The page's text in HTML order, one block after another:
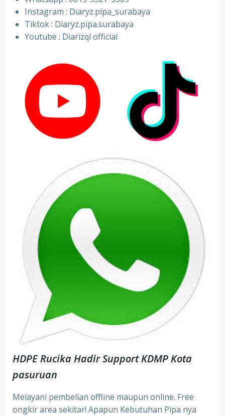
⁠Instagram : Diaryz.pipa_surabaya
⁠Tiktok : Diaryz.pipa.surabaya
⁠Youtube : Diarizqi official
HDPE Rucika Hadir Support KDMP Kota
pasuruan
Melayani pembelian offline maupun online. Free
ongkir area sekitar! Apapun Kebutuhan Pipa nya